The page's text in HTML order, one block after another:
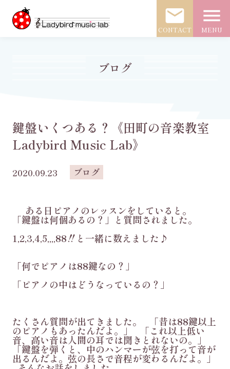
mail
CONTACT
menu
MENU
ブログ
鍵盤いくつある？《田町の音楽教室
Ladybird Music Lab》
2020.09.23 ブログ
ある日ピアノのレッスンをしていると。
「鍵盤は何個あるの？」と質問されました。
1,2,3,4,5,,,,88‼︎と一緒に数えました♪
「何でピアノは88鍵なの？」
「ピアノの中はどうなっているの？」
たくさん質問が出てきました。 「昔は88鍵以上
のピアノもあったんだよ。」 「これ以上低い
音、高い音は人間の耳では聞きとれないの。」
「鍵盤を弾くと、中のハンマーが弦を打って音が
出るんだよ。 弦の長さで音程が変わるんだよ。」